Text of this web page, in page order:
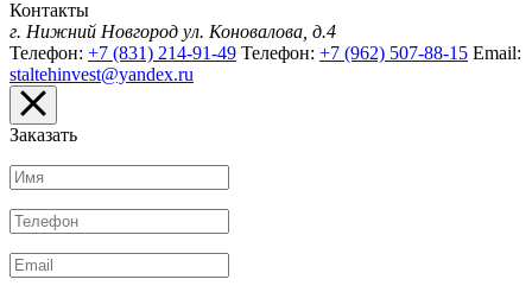
Контакты
г. Нижний Новгород ул. Коновалова, д.4
Телефон: +7 (831) 214-91-49 Телефон: +7 (962) 507-88-15 Email:
staltehinvest@yandex.ru
Заказать